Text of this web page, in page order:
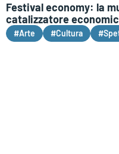
Festival economy: la
catalizzatore
#Arte #Cultura